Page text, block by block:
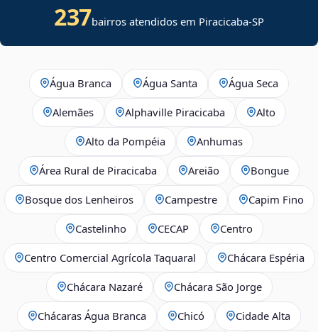
237bairros atendidos em Piracicaba-SP
Água Branca Água Santa Água Seca
Alemães Alphaville Piracicaba Alto
Alto da Pompéia Anhumas
Área Rural de Piracicaba Areião Bongue
Bosque dos Lenheiros Campestre Capim Fino
Castelinho CECAP Centro
Centro Comercial Agrícola Taquaral Chácara Espéria
Chácara Nazaré Chácara São Jorge
Chácaras Água Branca Chicó Cidade Alta